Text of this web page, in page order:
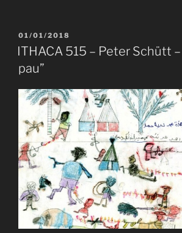
Alegría
ésser
tot
en
l’amor”»
PUBLICAT
A
01/01/2018
ITHACA 515 – Peter Schütt –
pau”